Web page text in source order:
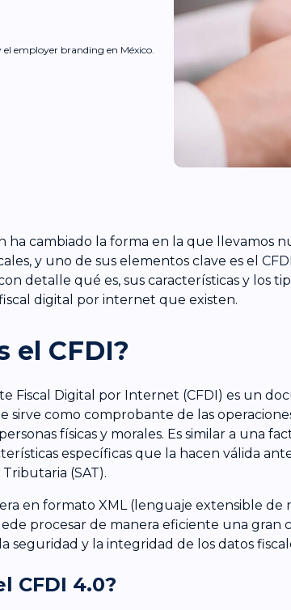
employer branding en México.
ha cambiado la forma en la que llevamos
y uno de sus elementos clave es el
detalle qué es, sus características y los
digital por internet que existen.
el CFDI?
Fiscal Digital por Internet (CFDI) es un
sirve como comprobante de las
físicas y morales. Es similar a una
específicas que la hacen válida
(SAT).
en formato XML (lenguaje extensible de
procesar de manera eficiente una gran
seguridad y la integridad de los datos
CFDI 4.0?